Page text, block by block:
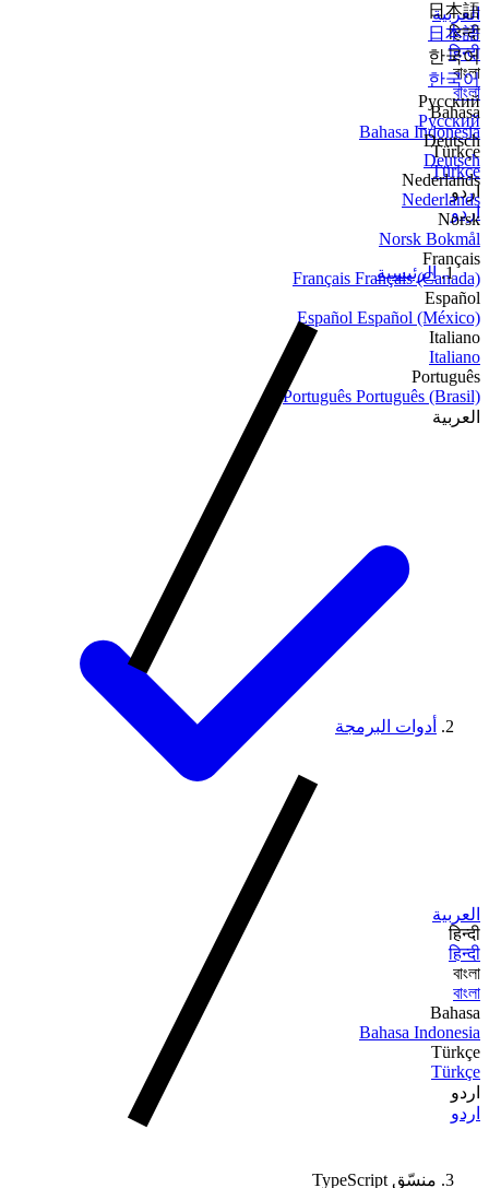
العربية
हिन्दी
हिन्दी
বাংলা
বাংলা
Bahasa
Bahasa Indonesia
Türkçe
Türkçe
اردو
اردو
日本語
日本語
한국어
한국어
Русский
Русский
Deutsch
Deutsch
Nederlands
Nederlands
Norsk
Norsk Bokmål
Français
Français Français (Canada)
Español
Español Español (México)
Italiano
Italiano
Português
Português Português (Brasil)
العربية
العربية
हिन्दी
हिन्दी
বাংলা
বাংলা
Bahasa
Bahasa Indonesia
Türkçe
Türkçe
اردو
اردو
الرئيسية
أدوات البرمجة
منسّق TypeScript